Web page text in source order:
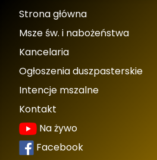
Strona główna
Msze św. i nabożeństwa
Kancelaria
Ogłoszenia duszpasterskie
Intencje mszalne
Kontakt
Na żywo
Facebook